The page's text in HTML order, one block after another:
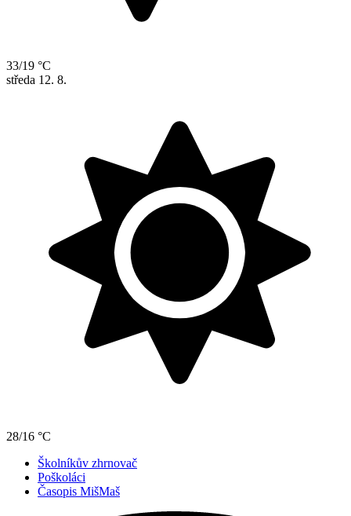
33/19 °C
středa 12. 8.
28/16 °C
Školníkův zhrnovač
Poškoláci
Časopis MišMaš